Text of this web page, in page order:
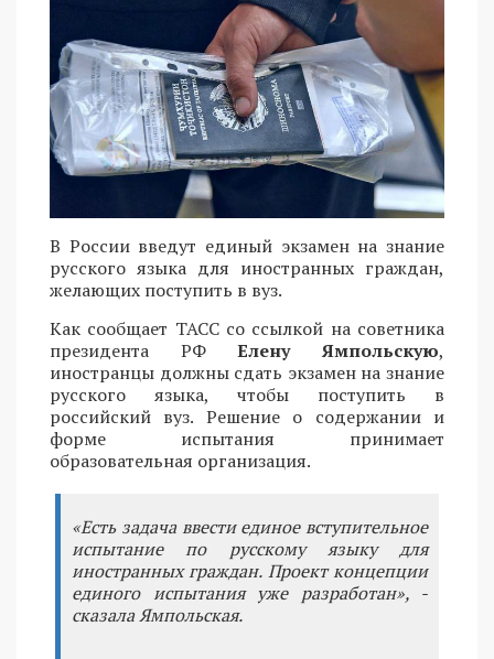
В России введут единый экзамен на знание
русского языка для иностранных граждан,
желающих поступить в вуз.
Как сообщает ТАСС со ссылкой на советника
президента РФЕлену Ямпольскую,
иностранцы должны сдать экзамен на знание
русского языка, чтобы поступить в
российский вуз. Решение о содержании и
форме испытания принимает
образовательная организация.
«Есть задача ввести единое вступительное
испытание по русскому языку для
иностранных граждан. Проект концепции
единого испытания уже разработан», -
сказала Ямпольская.